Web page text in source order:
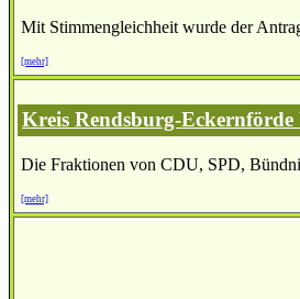
Mit Stimmengleichheit wurde der
[mehr]
Kreis Rendsburg-
Die Fraktionen von CDU, SPD,
[mehr]